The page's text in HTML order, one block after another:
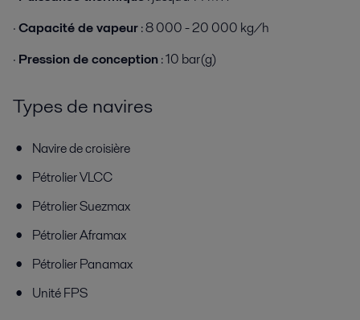
·Capacité de vapeur: 8 000 - 20 000 kg/h
· Pression de conception : 10 bar(g)
Types de navires
Navire de croisière
Pétrolier VLCC
Pétrolier Suezmax
Pétrolier Aframax
Pétrolier Panamax
Unité FPS